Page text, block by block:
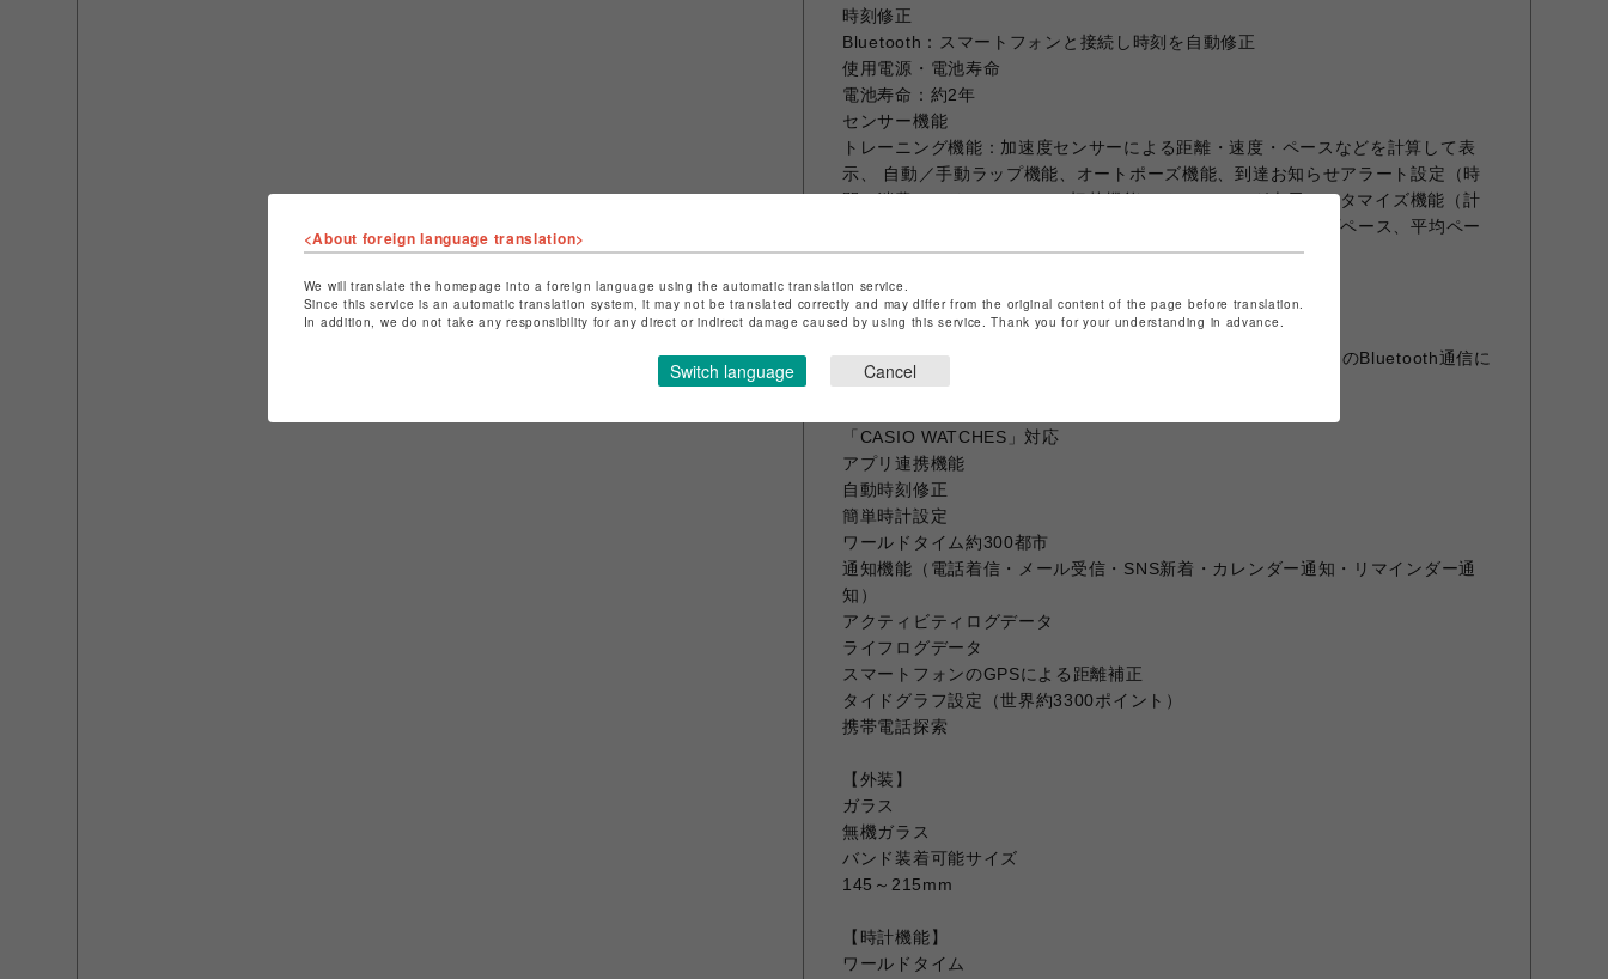
時刻修正
Bluetooth：スマートフォンと接続し時刻を自動修正
使用電源・電池寿命
電池寿命：約2年
センサー機能
トレーニング機能：加速度センサーによる距離・速度・ペースなどを計算して表
示、 自動／手動ラップ機能、オートポーズ機能、到達お知らせアラート設定（時
間、消費カロリー）ON/OFF切替機能、 トレーニング表示カスタマイズ機能（計
測タイム、距離、ペース、ラップタイム、ラップ距離、 ラップペース、平均ペー
ス、速度、平均速度、消費カロリー）
【モバイルリンク/アプリ連携機能】
モバイルリンク機能
モバイルリンク機能（Automatic Connection、対応携帯電話とのBluetooth通信に
よる機能連動）
「CASIO WATCHES」対応
アプリ連携機能
自動時刻修正
簡単時計設定
ワールドタイム約300都市
通知機能（電話着信・メール受信・SNS新着・カレンダー通知・リマインダー通
知）
アクティビティログデータ
ライフログデータ
スマートフォンのGPSによる距離補正
タイドグラフ設定（世界約3300ポイント）
携帯電話探索
【外装】
ガラス
無機ガラス
バンド装着可能サイズ
145～215mm
【時計機能】
ワールドタイム
<About foreign language translation>
We will translate the homepage into a foreign language using the automatic translation service.
Since this service is an automatic translation system, it may not be translated correctly and may differ from the original content of the page before translation.
In addition, we do not take any responsibility for any direct or indirect damage caused by using this service. Thank you for your understanding in advance.
Switch language Cancel